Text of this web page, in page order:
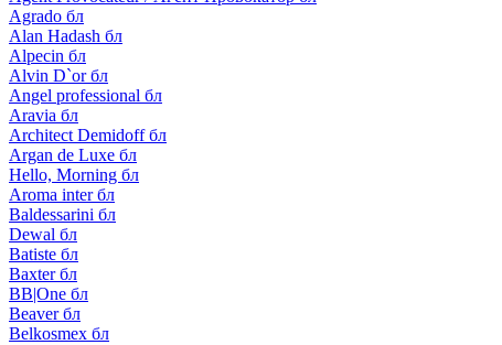
Agrado бл
Alan Hadash бл
Alpecin бл
Alvin D`or бл
Angel professional бл
Aravia бл
Architect Demidoff бл
Argan de Luxe бл
Hello, Morning бл
Aroma inter бл
Baldessarini бл
Dewal бл
Batiste бл
Baxter бл
BB|One бл
Beaver бл
Belkosmex бл